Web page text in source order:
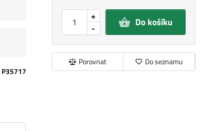
-
+ Do košíku
Porovnat Do seznamu
P35717